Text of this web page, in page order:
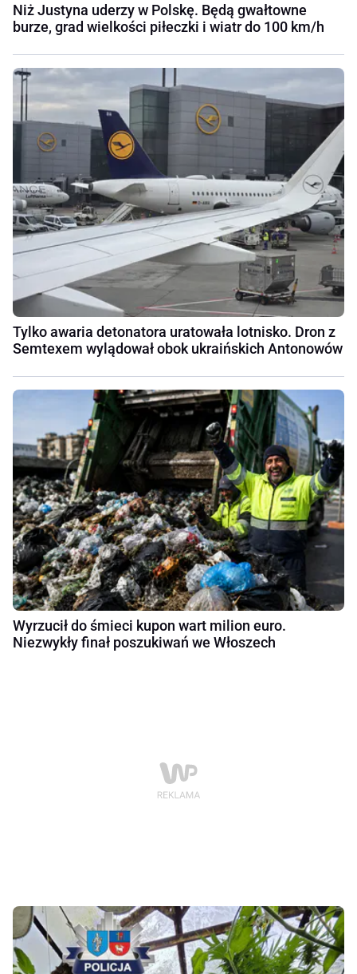
Niż Justyna uderzy w Polskę. Będą gwałtowne
burze, grad wielkości piłeczki i wiatr do 100 km/h
Tylko awaria detonatora uratowała lotnisko. Dron z
Semtexem wylądował obok ukraińskich Antonowów
Wyrzucił do śmieci kupon wart milion euro.
Niezwykły finał poszukiwań we Włoszech